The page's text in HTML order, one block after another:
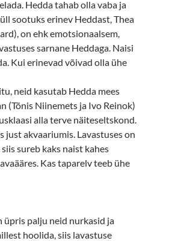
Hedda tahab olla vaba ja
sootuks erinev Heddast, Thea
on ehk emotsionaalsem,
sarnane Heddaga. Naisi
Kui erinevad võivad olla ühe
neid kasutab Hedda mees
(Tõnis Niinemets ja Ivo Reinok)
alla terve näiteseltskond.
just akvaariumis. Lavastuses on
sureb kaks naist kahes
Kas taparelv teeb ühe
üpris palju neid nurkasid ja
hoolida, siis lavastuse